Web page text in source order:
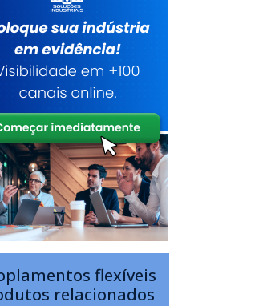
flexíveis
relacionados